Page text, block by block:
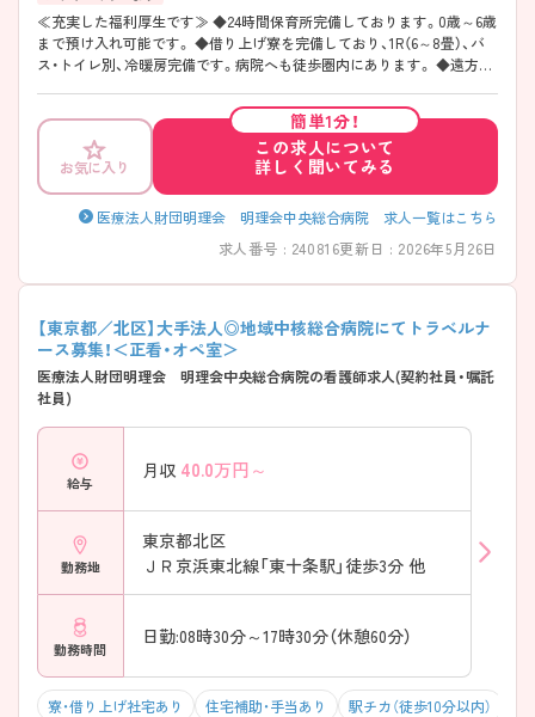
≪充実した福利厚生です≫ ◆24時間保育所完備しております。0歳～6歳
まで預け入れ可能です。 ◆借り上げ寮を完備しており、1R（6～8畳）、バ
ス・トイレ別、冷暖房完備です。病院へも徒歩圏内にあります。 ◆遠方か
ります。 ◆都心へのアクセス面もよく、池袋駅まで14分、東京駅まで17
分、上野駅まで11分、銀座駅まで20分になります。
お気に入り
簡単1分！
この求人について
詳しく聞いてみる
医療法人財団明理会 明理会中央総合病院 求人一覧はこちら
求人番号 : 240816更新日 : 2026年5月26日
【東京都／北区】大手法人◎地域中核総合病院にてトラベルナ
ース募集！＜正看・オペ室＞
医療法人財団明理会 明理会中央総合病院の看護師求人(契約社員・嘱託
社員)
給与
月収 40.0万円～
勤務地
東京都北区
ＪＲ京浜東北線「東十条駅」徒歩3分 他
勤務時間
日勤:08時30分～17時30分（休憩60分）
寮・借り上げ社宅あり 住宅補助・手当あり 駅チカ（徒歩10分以内）